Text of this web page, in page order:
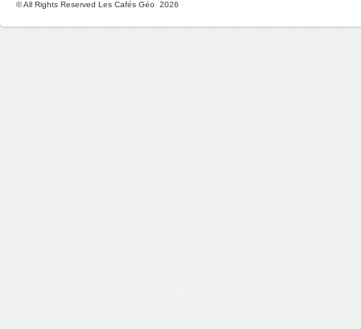
© All Rights Reserved Les Cafés Géo 2026